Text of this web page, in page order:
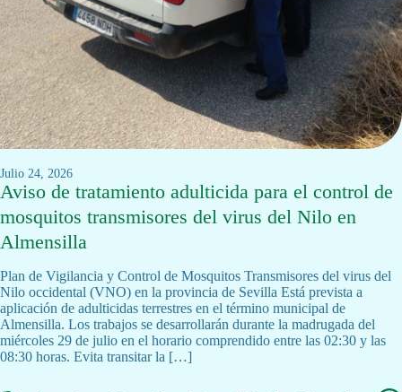
julio 24, 2026
Aviso de tratamiento adulticida para el control de
mosquitos transmisores del virus del Nilo en
Almensilla
Plan de Vigilancia y Control de Mosquitos Transmisores del virus del
Nilo occidental (VNO) en la provincia de Sevilla Está prevista a
aplicación de adulticidas terrestres en el término municipal de
Almensilla. Los trabajos se desarrollarán durante la madrugada del
miércoles 29 de julio en el horario comprendido entre las 02:30 y las
08:30 horas. Evita transitar la […]